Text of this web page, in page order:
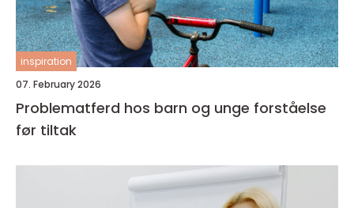
inspiration
07. February 2026
Problematferd hos barn og unge forståelse
før tiltak